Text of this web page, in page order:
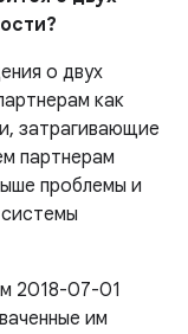
о двух
как
затрагивающие
партнерам
проблемы и
2018-07-01
им